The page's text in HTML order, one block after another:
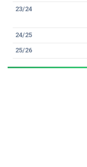
23/24
24/25
25/26